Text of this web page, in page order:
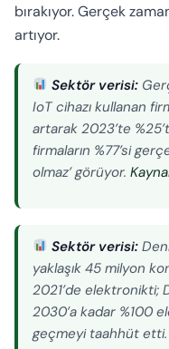
bırakıyor. Gerçek
artıyor.
Sektör verisi:
IoT cihazı kullanan
artarak 2023’te
firmaların %77’si
olmaz’ görüyor.
Sektör verisi:
yaklaşık 45 milyon
2021’de elektronikti;
2030’a kadar %100
geçmeyi taahhüt etti.